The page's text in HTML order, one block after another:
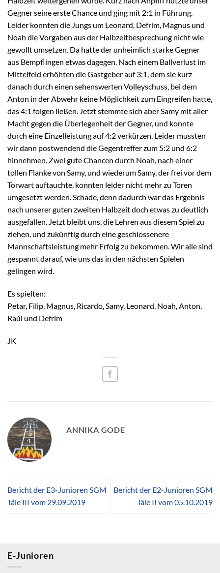
Gegner seine erste Chance und ging mit 2:1 in Führung.
Leider konnten die Jungs um Leonard, Defrim, Magnus und
Noah die Vorgaben aus der Halbzeitbesprechung nicht wie
gewollt umsetzen. Da hatte der unheimlich starke Gegner
aus Bempflingen etwas dagegen. Nach einem Ballverlust im
Mittelfeld erhöhten die Gastgeber auf 3:1, dem sie kurz
danach durch einen sehenswerten Volleyschuss, bei dem
Anton in der Abwehr keine Möglichkeit zum Eingreifen hatte,
das 4:1 folgen ließen. Jetzt stemmte sich aber Samy mit aller
Macht gegen die Überlegenheit der Gegner, und konnte
durch eine Einzelleistung auf 4:2 verkürzen. Leider mussten
wir dann postwendend die Gegentreffer zum 5:2 und 6:2
hinnehmen. Zwei gute Chancen durch Noah, nach einer
tollen Flanke von Samy, und wiederum Samy, der frei vor dem
Torwart auftauchte, konnten leider nicht mehr zu Toren
umgesetzt werden. Schade, denn dadurch war das Ergebnis
nach unserer guten zweiten Halbzeit doch etwas zu deutlich
ausgefallen. Jetzt bleibt uns, die Lehren aus diesem Spiel zu
ziehen, und zukünftig durch eine geschlossenere
Mannschaftsleistung mehr Erfolg zu bekommen. Wir alle sind
gespannt darauf, wie uns das in den nächsten Spielen
gelingen wird.
Es spielten:
Petar, Filip, Magnus, Ricardo, Samy, Leonard, Noah, Anton,
Raúl und Defrim
JK
ANNIKA GODE
Bericht der E3-Junioren SGM
Täle III vom 29.09.2019
Bericht der E2-Junioren SGM
Täle II vom 05.10.2019
E-Junioren